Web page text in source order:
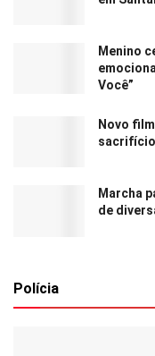
Menino
Você”
Novo
sacrifício
Marcha
de
Polícia